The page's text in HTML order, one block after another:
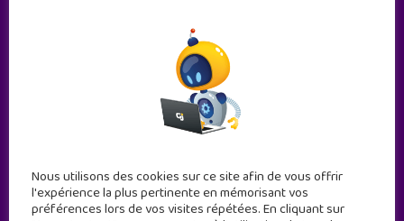
Nous utilisons des cookies sur ce site afin de vous offrir
l'expérience la plus pertinente en mémorisant vos
préférences lors de vos visites répétées. En cliquant sur